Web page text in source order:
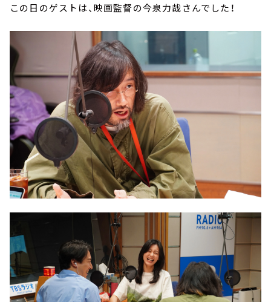
この日のゲストは、映画監督の今泉力哉さんでした！